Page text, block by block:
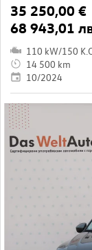
35 250,00 €
68 943,01
110 kW/150 K.C
14 500 km
10/2024